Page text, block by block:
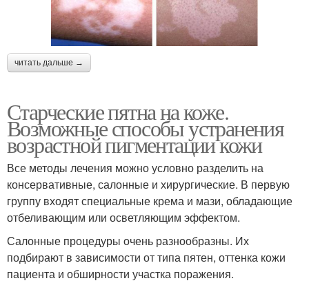
читать дальше →
Старческие пятна на коже.
Возможные способы устранения
возрастной пигментации кожи
Все методы лечения можно условно разделить на
консервативные, салонные и хирургические. В первую
группу входят специальные крема и мази, обладающие
отбеливающим или осветляющим эффектом.
Салонные процедуры очень разнообразны. Их
подбирают в зависимости от типа пятен, оттенка кожи
пациента и обширности участка поражения.